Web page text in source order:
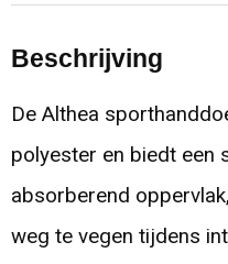
Beschrijving
De Althea
polyester en biedt een
absorberend
weg te vegen tijdens